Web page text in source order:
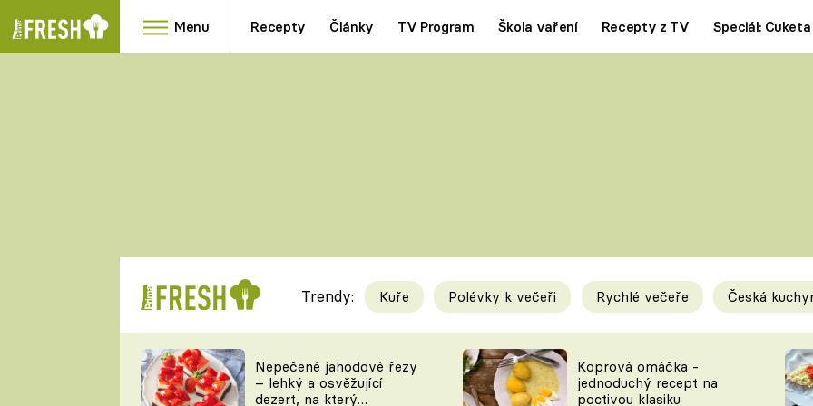
Menu Recepty Články TV Program Škola vaření Recepty z TV Speciál: Cuketa
RYCHLOVKY
Videorecepty
TEĎ VAŘÍ ŠÉF!
Tipy a triky
KAM ZA JÍDLEM
Trendy: Kuře Polévky k večeři Rychlé večeře Česká
Nepečené jahodové řezy
– lehký a osvěžující
dezert, na který
Koprová omáčka -
jednoduchý recept na
poctivou klasiku